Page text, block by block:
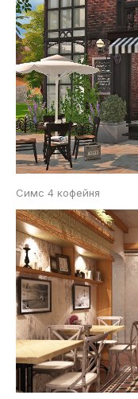
Симс 4 кофейня